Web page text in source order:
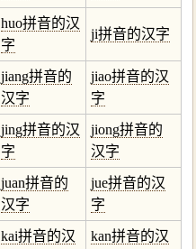
huo拼音的汉
字
ji拼音的汉字
jiang拼音的
汉字
jiao拼音的汉
字
jing拼音的汉
字
jiong拼音的
汉字
juan拼音的
汉字
jue拼音的汉
字
kai拼音的汉
kan拼音的汉